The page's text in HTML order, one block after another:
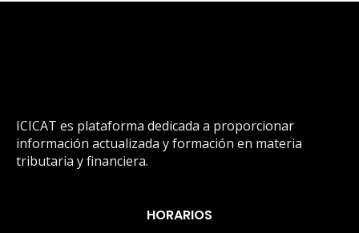
ICICAT es plataforma dedicada a proporcionar
información actualizada y formación en materia
tributaria y financiera.
HORARIOS